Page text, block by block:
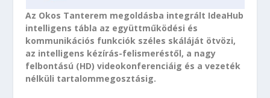
Az Okos Tanterem megoldásba integrált IdeaHub
intelligens tábla az együttműködési és
kommunikációs funkciók széles skáláját ötvözi,
az intelligens kézírás-felismeréstől, a nagy
felbontású (HD) videokonferenciáig és a vezeték
nélküli tartalommegosztásig.